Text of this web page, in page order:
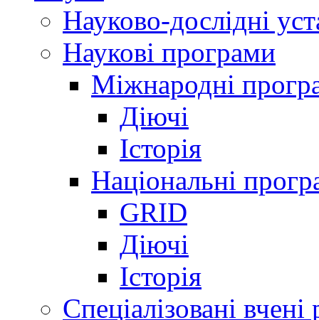
Науково-дослідні
Наукові програми
Міжнародні
Діючі
Історія
Національні
GRID
Діючі
Історія
Спеціалізовані вчені